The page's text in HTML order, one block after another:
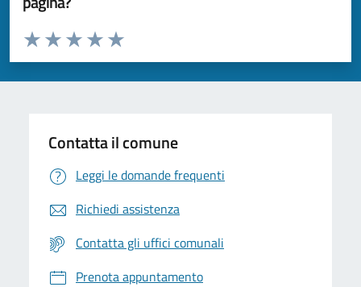
Valuta da 1 a 5 stelle la pagina
Valuta 5 stelle su 5
Valuta 4 stelle su 5
Valuta 3 stelle su 5
Valuta 2 stelle su 5
Valuta 1 stelle su 5
Contatta il comune
Leggi le domande frequenti
Richiedi assistenza
Contatta gli uffici comunali
Prenota appuntamento